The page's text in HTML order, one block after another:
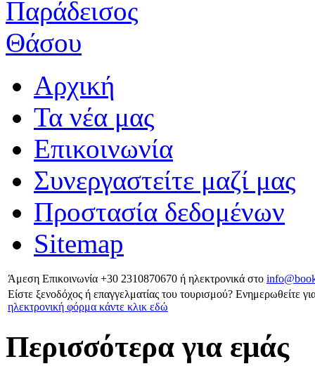
Αρχική
Τα νέα μας
Επικοινωνία
Συνεργαστείτε μαζί μας
Προστασία δεδομένων
Sitemap
Άμεση Επικοινωνία +30 2310870670 ή ηλεκτρονικά στο
Είστε ξενοδόχος ή επαγγελματίας του τουρισμού? Ενημερωθείτε
ηλεκτρονική φόρμα κάντε κλικ εδώ
Περισσότερα για εμάς